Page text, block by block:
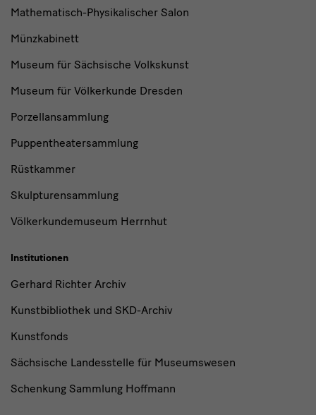
Mathematisch-Physikalischer Salon
Münzkabinett
Museum für Sächsische Volkskunst
Museum für Völkerkunde Dresden
Porzellansammlung
Puppentheatersammlung
Rüstkammer
Skulpturensammlung
Völkerkundemuseum Herrnhut
Institutionen
Gerhard Richter Archiv
Kunstbibliothek und SKD-Archiv
Kunstfonds
Sächsische Landesstelle für Museumswesen
Schenkung Sammlung Hoffmann